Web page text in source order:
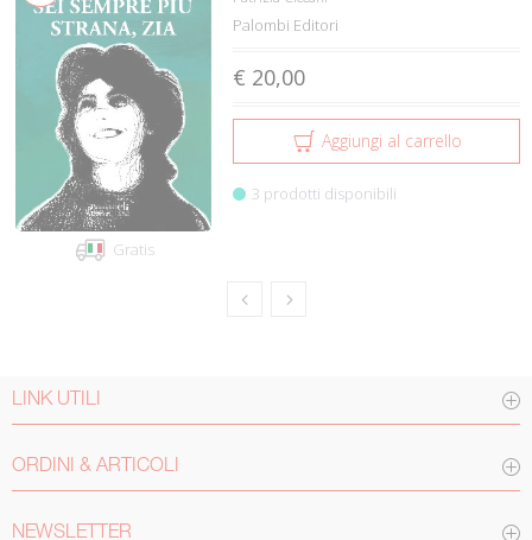
Gratis
Palombi Editori
€ 20,00
Aggiungi al carrello
3 prodotti disponibili
LINK UTILI
ORDINI & ARTICOLI
NEWSLETTER